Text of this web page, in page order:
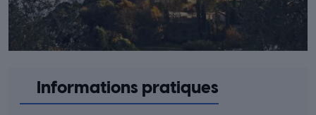
Informations pratiques